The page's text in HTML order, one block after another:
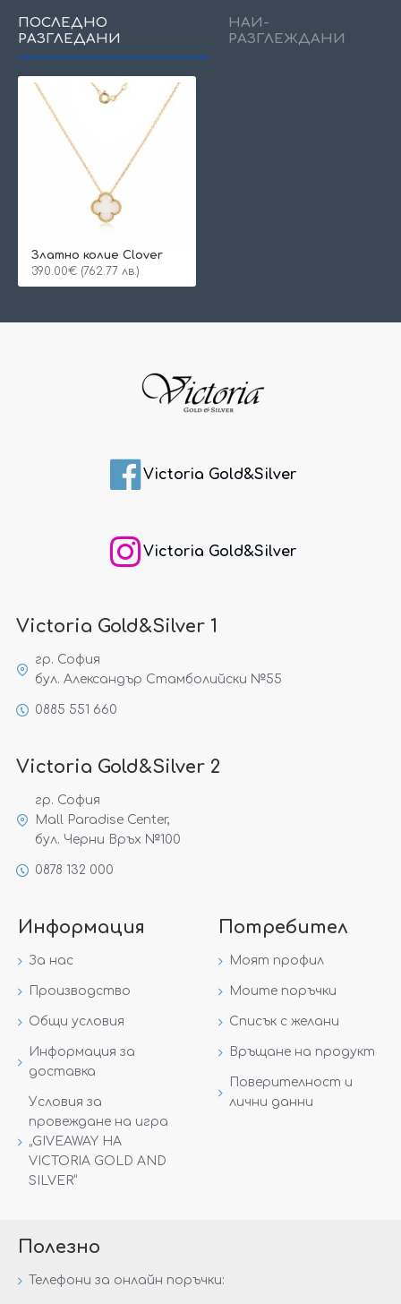
ПОСЛЕДНО
РАЗГЛЕДАНИ
НАЙ-
РАЗГЛЕЖДАНИ
Златно колие Clover
390.00€ (762.77 лв.)
Victoria Gold&Silver
Victoria Gold&Silver
Victoria Gold&Silver 1
гр. София
бул. Александър Стамболийски №55
0885 551 660
Victoria Gold&Silver 2
гр. София
Mall Paradise Center,
бул. Черни Връх №100
0878 132 000
Информация
За нас
Производство
Общи условия
Информация за
доставка
Условия за
провеждане на игра
„GIVEAWAY НА
VICTORIA GOLD AND
SILVER“
Потребител
Моят профил
Моите поръчки
Списък с желани
Връщане на продукт
Поверителност и
лични данни
Полезно
Телефони за онлайн поръчки: